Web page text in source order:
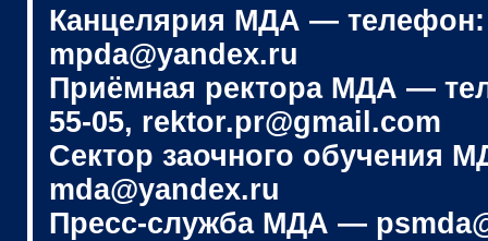
Канцелярия МДА — телефон:
mpda@yandex.ru
Приёмная ректора МДА —
55-05, rektor.pr@gmail.com
Сектор заочного обучения
mda@yandex.ru
Пресс-служба МДА —